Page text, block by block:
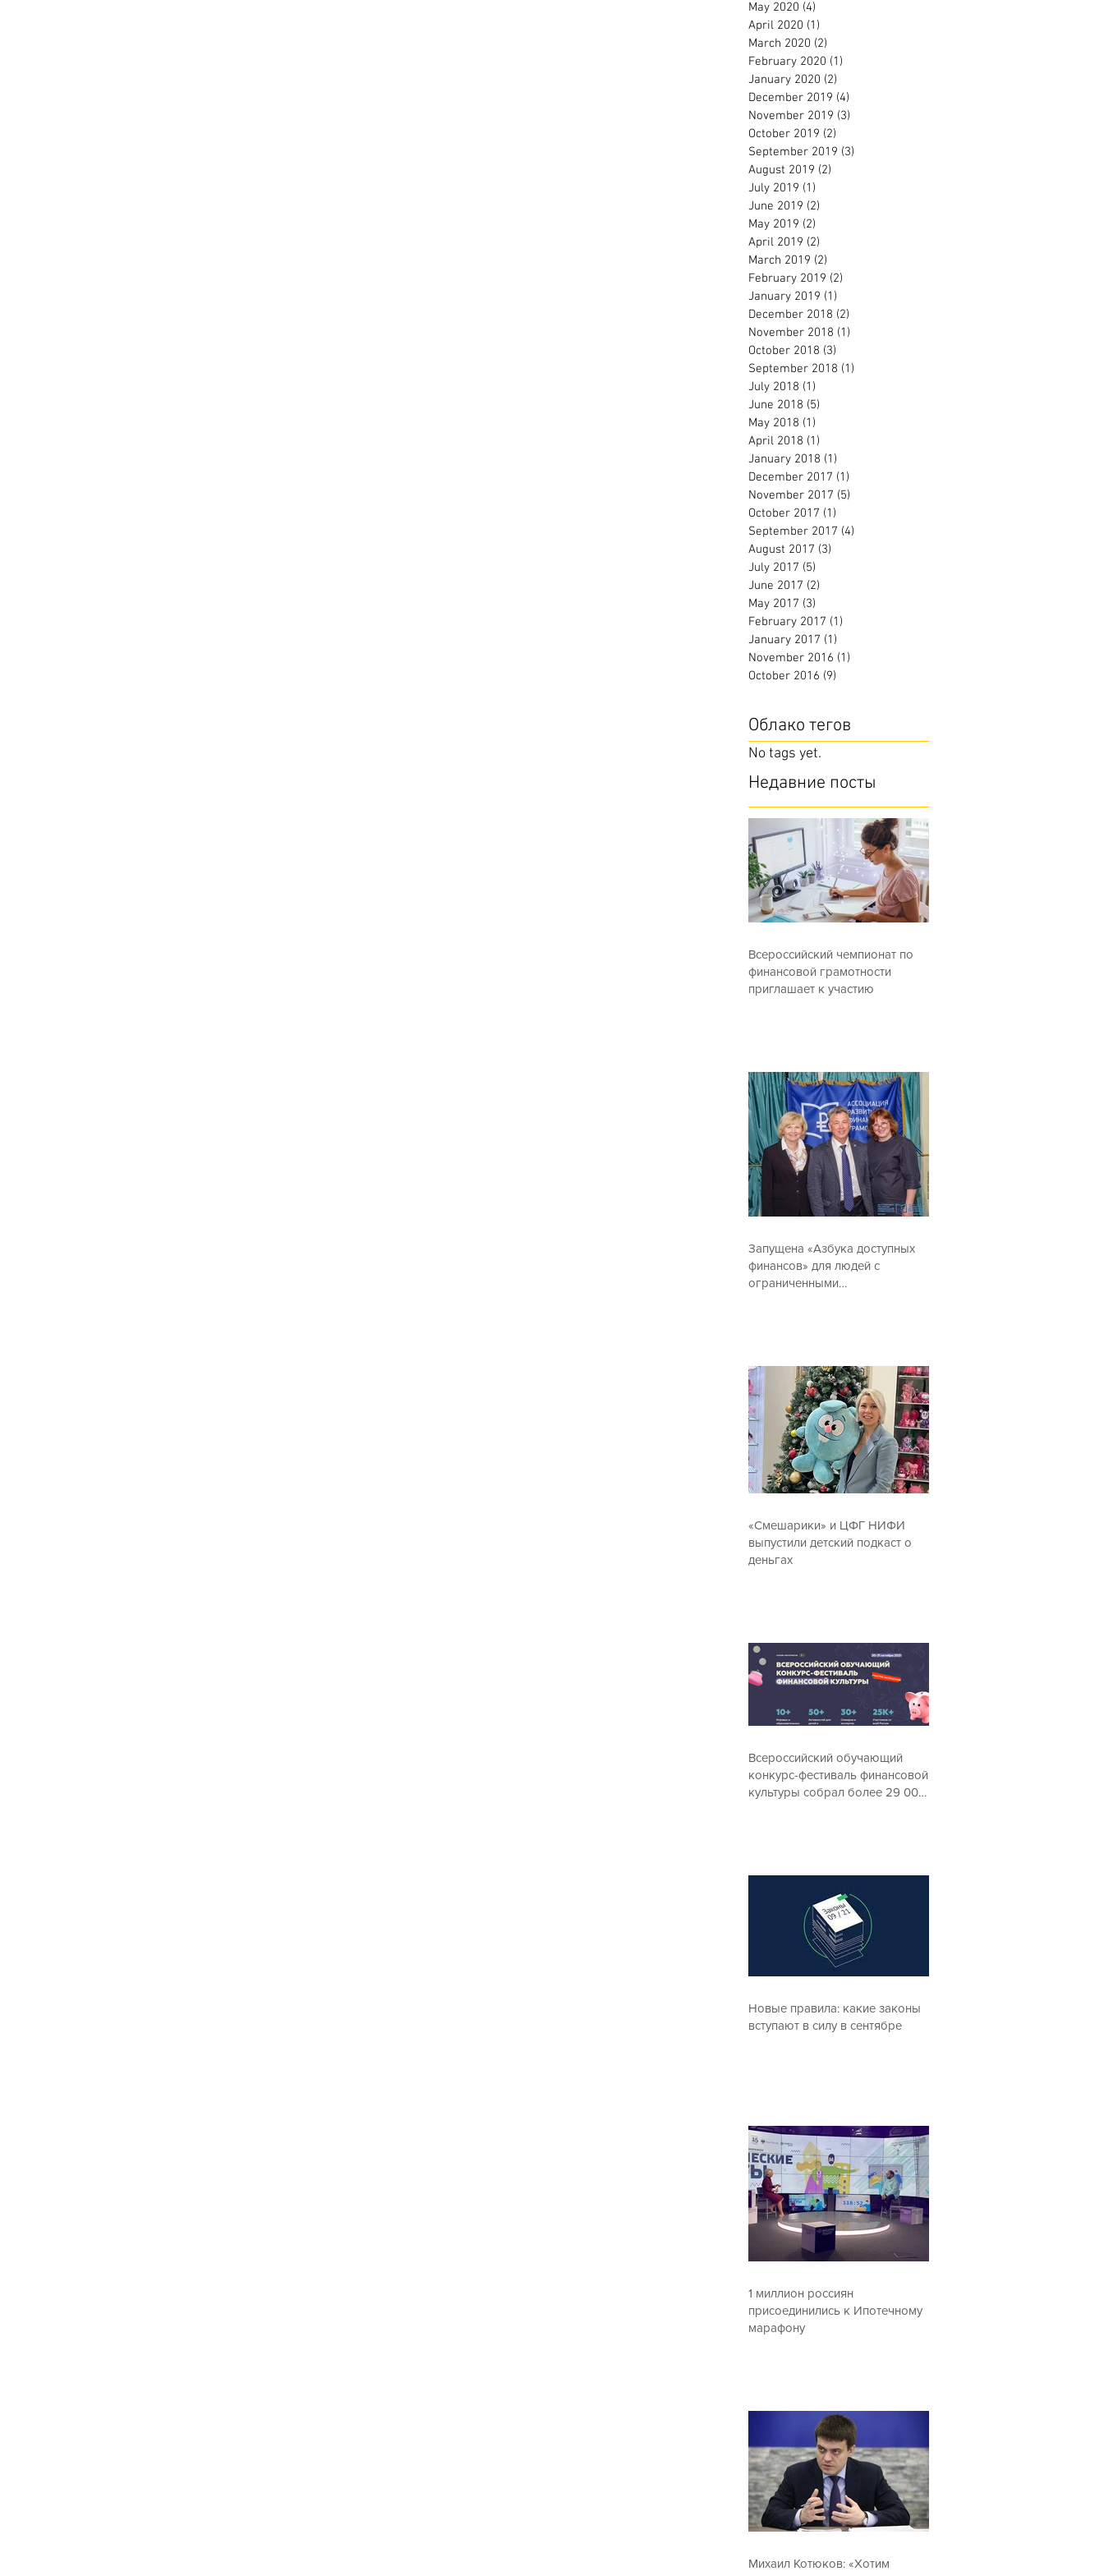
May 2020 (4)
April 2020 (1)
March 2020 (2)
February 2020 (1)
January 2020 (2)
December 2019 (4)
November 2019 (3)
October 2019 (2)
September 2019 (3)
August 2019 (2)
July 2019 (1)
June 2019 (2)
May 2019 (2)
April 2019 (2)
March 2019 (2)
February 2019 (2)
January 2019 (1)
December 2018 (2)
November 2018 (1)
October 2018 (3)
September 2018 (1)
July 2018 (1)
June 2018 (5)
May 2018 (1)
April 2018 (1)
January 2018 (1)
December 2017 (1)
November 2017 (5)
October 2017 (1)
September 2017 (4)
August 2017 (3)
July 2017 (5)
June 2017 (2)
May 2017 (3)
February 2017 (1)
January 2017 (1)
November 2016 (1)
October 2016 (9)
Облако тегов
No tags yet.
Недавние посты
Всероссийский чемпионат по
финансовой грамотности
приглашает к участию
Запущена «Азбука доступных
финансов» для людей с
ограниченными
«Смешарики» и ЦФГ НИФИ
выпустили детский подкаст о
деньгах
Всероссийский обучающий
конкурс-фестиваль финансовой
культуры собрал более 29 000
Новые правила: какие законы
вступают в силу в сентябре
1 миллион россиян
присоединились к Ипотечному
марафону
Михаил Котюков: «Хотим